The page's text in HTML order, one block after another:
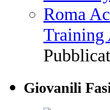
Training
Giovanili